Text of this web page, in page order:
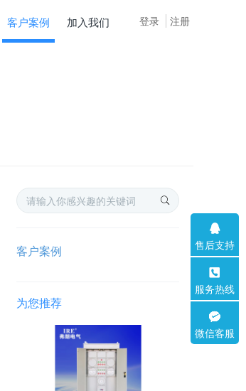
登录 注册
客户案例 加入我们
客户案例
为您推荐
售后支持
服务热线
微信客服